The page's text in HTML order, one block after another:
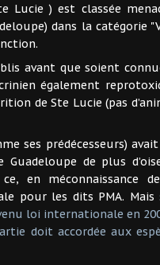
Lucie ) est classée
dans la catégorie
avant que soient
également
de Ste Lucie (pas
ses prédécesseurs)
Guadeloupe de plus
en méconnaissance
pour les dits PMA. Mais
loi internationale en
doit accordée aux